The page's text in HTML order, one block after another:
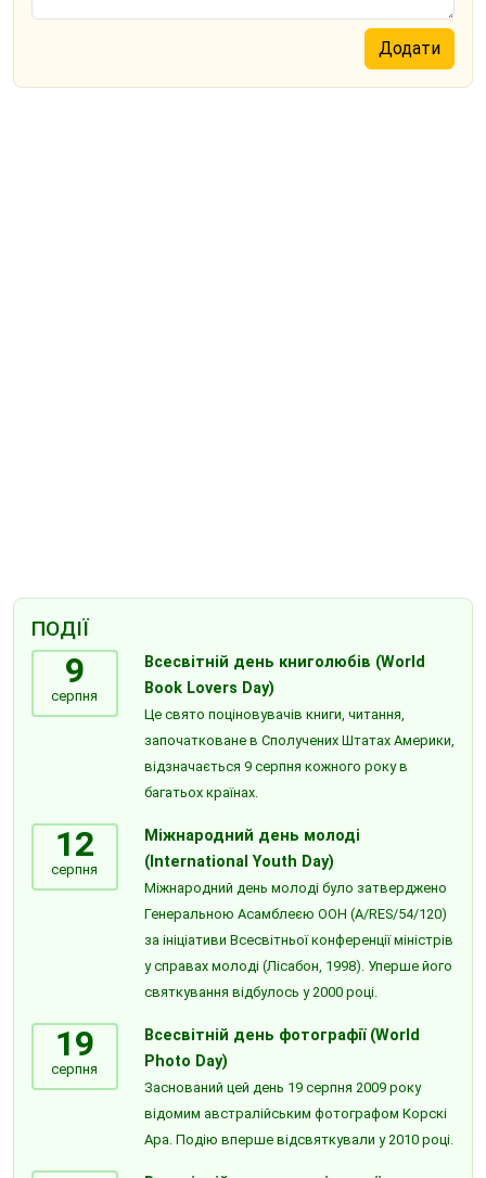
ПОДІЇ
9
серпня
Всесвітній день книголюбів (World
Book Lovers Day)
Це свято поціновувачів книги, читання,
започатковане в Сполучених Штатах Америки,
відзначається 9 серпня кожного року в
багатьох країнах.
12
серпня
Міжнародний день молоді
(International Youth Day)
Міжнародний день молоді було затверджено
Генеральною Асамблеєю ООН (A/RES/54/120)
за ініціативи Всесвітньої конференції міністрів
у справах молоді (Лісабон, 1998). Уперше його
святкування відбулось у 2000 році.
19
серпня
Всесвітній день фотографії (World
Photo Day)
Заснований цей день 19 серпня 2009 року
відомим австралійським фотографом Корскі
Ара. Подію вперше відсвяткували у 2010 році.